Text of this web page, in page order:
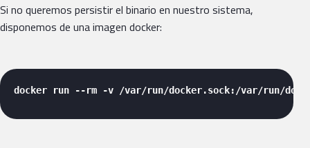
Si no queremos persistir el binario en nuestro sistema,
disponemos de una imagen docker:
docker run --rm -v /var/run/docker.sock:/var/run/